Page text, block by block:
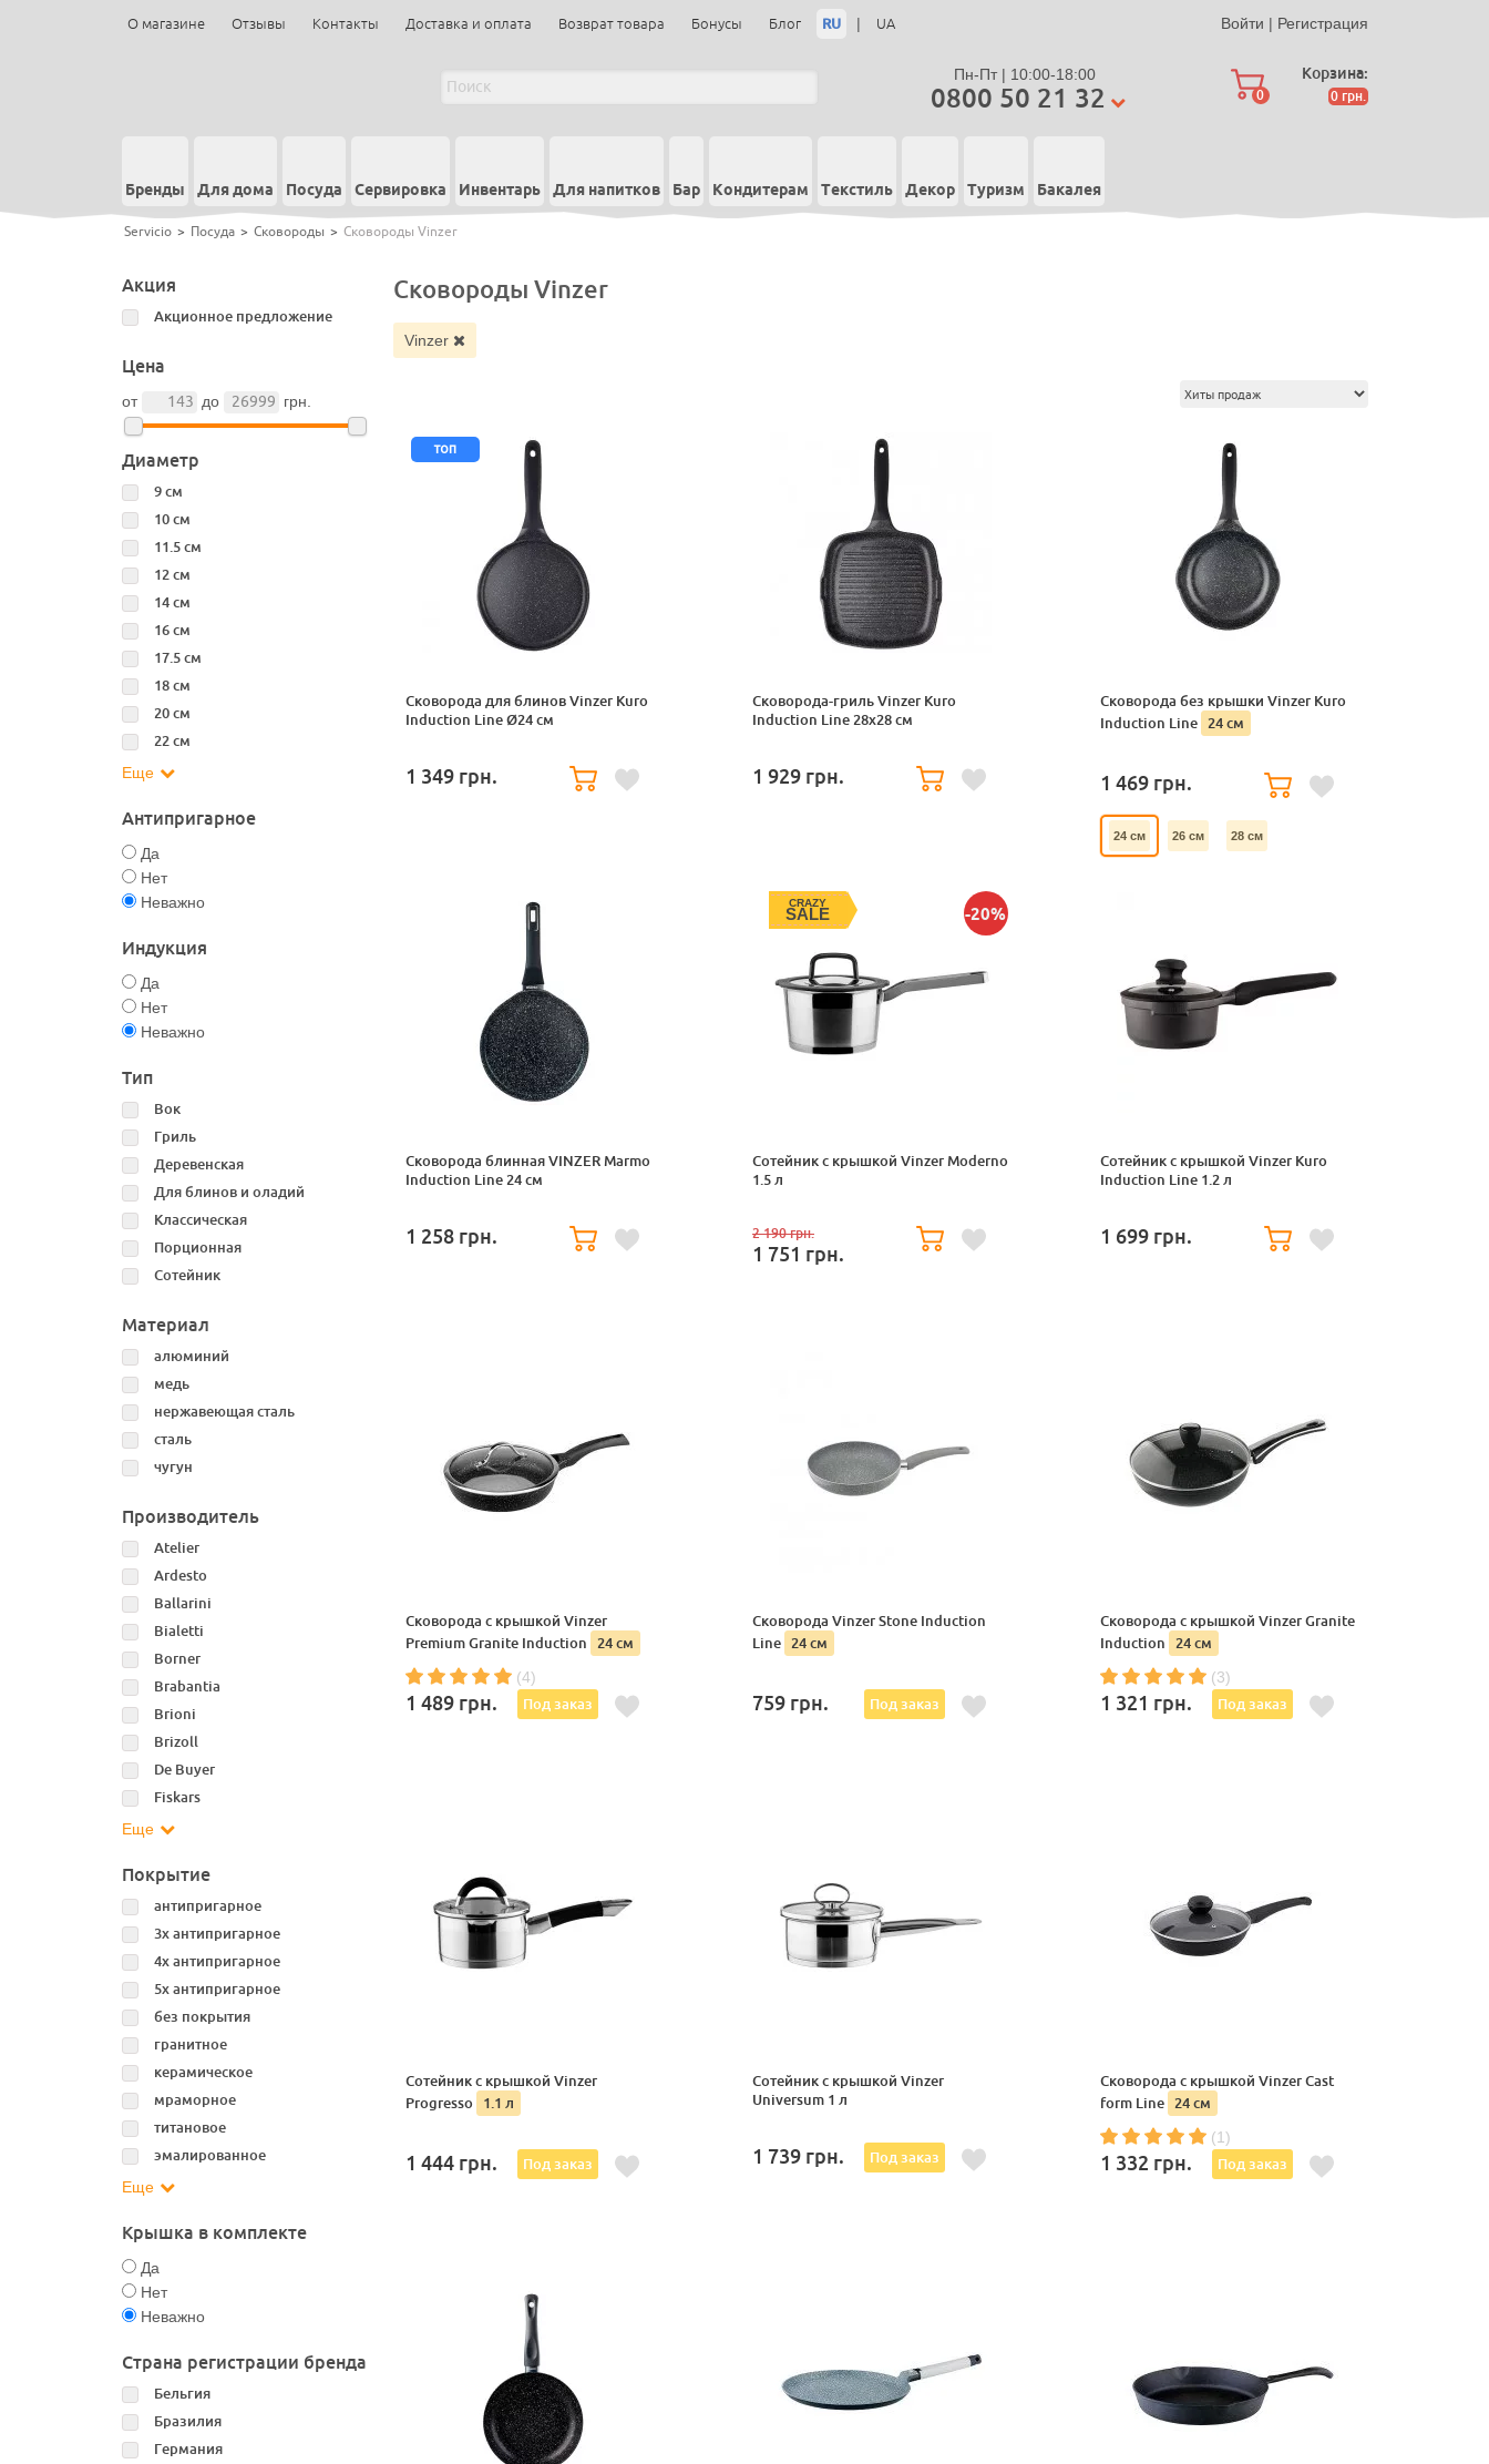
О магазине Отзывы Контакты Доставка и оплата Возврат товара Бонусы Блог RU | UA Войти | Регистрация
Пн-Пт | 10:00-18:00
0800 50 21 32 0
Корзина:
0 грн.
Бренды Для дома Посуда Сервировка Инвентарь Для напитков Бар Кондитерам Текстиль Декор Туризм Бакалея
Servicio > Посуда > Сковороды > Сковороды Vinzer
Акция
Акционное предложение
Цена
от до грн.
Диаметр
9 см
10 см
11.5 см
12 см
14 см
16 см
17.5 см
18 см
20 см
22 см
Еще
Антипригарное
Да
Нет
Неважно
Индукция
Да
Нет
Неважно
Тип
Вок
Гриль
Деревенская
Для блинов и оладий
Классическая
Порционная
Сотейник
Материал
алюминий
медь
нержавеющая сталь
сталь
чугун
Производитель
Atelier
Ardesto
Ballarini
Bialetti
Borner
Brabantia
Brioni
Brizoll
De Buyer
Fiskars
Еще
Покрытие
антипригарное
3х антипригарное
4х антипригарное
5х антипригарное
без покрытия
гранитное
керамическое
мраморное
титановое
эмалированное
Еще
Крышка в комплекте
Да
Нет
Неважно
Страна регистрации бренда
Бельгия
Бразилия
Германия
Сковороды Vinzer
Vinzer
топ
Сковорода для блинов Vinzer Kuro
Induction Line Ø24 см
1 349 грн.
Сковорода-гриль Vinzer Kuro
Induction Line 28x28 см
1 929 грн.
Сковорода без крышки Vinzer Kuro
Induction Line 24 см
1 469 грн.
24 см 26 см 28 см
Сковорода блинная VINZER Marmo
Induction Line 24 см
1 258 грн.
-20%
CRAZY
SALE
Сотейник с крышкой Vinzer Moderno
1.5 л
2 190грн.
1 751 грн.
Сотейник с крышкой Vinzer Kuro
Induction Line 1.2 л
1 699 грн.
Сковорода с крышкой Vinzer
Premium Granite Induction 24 см
(4)
1 489 грн. Под заказ
Сковорода Vinzer Stone Induction
Line 24 см
759 грн. Под заказ
Сковорода с крышкой Vinzer Granite
Induction 24 см
(3)
1 321 грн. Под заказ
Сотейник с крышкой Vinzer
Progresso
1.1 л
1 444 грн. Под заказ
Сотейник с крышкой Vinzer
Universum 1 л
1 739 грн. Под заказ
Сковорода с крышкой Vinzer Cast
form Line 24 см
(1)
1 332 грн. Под заказ